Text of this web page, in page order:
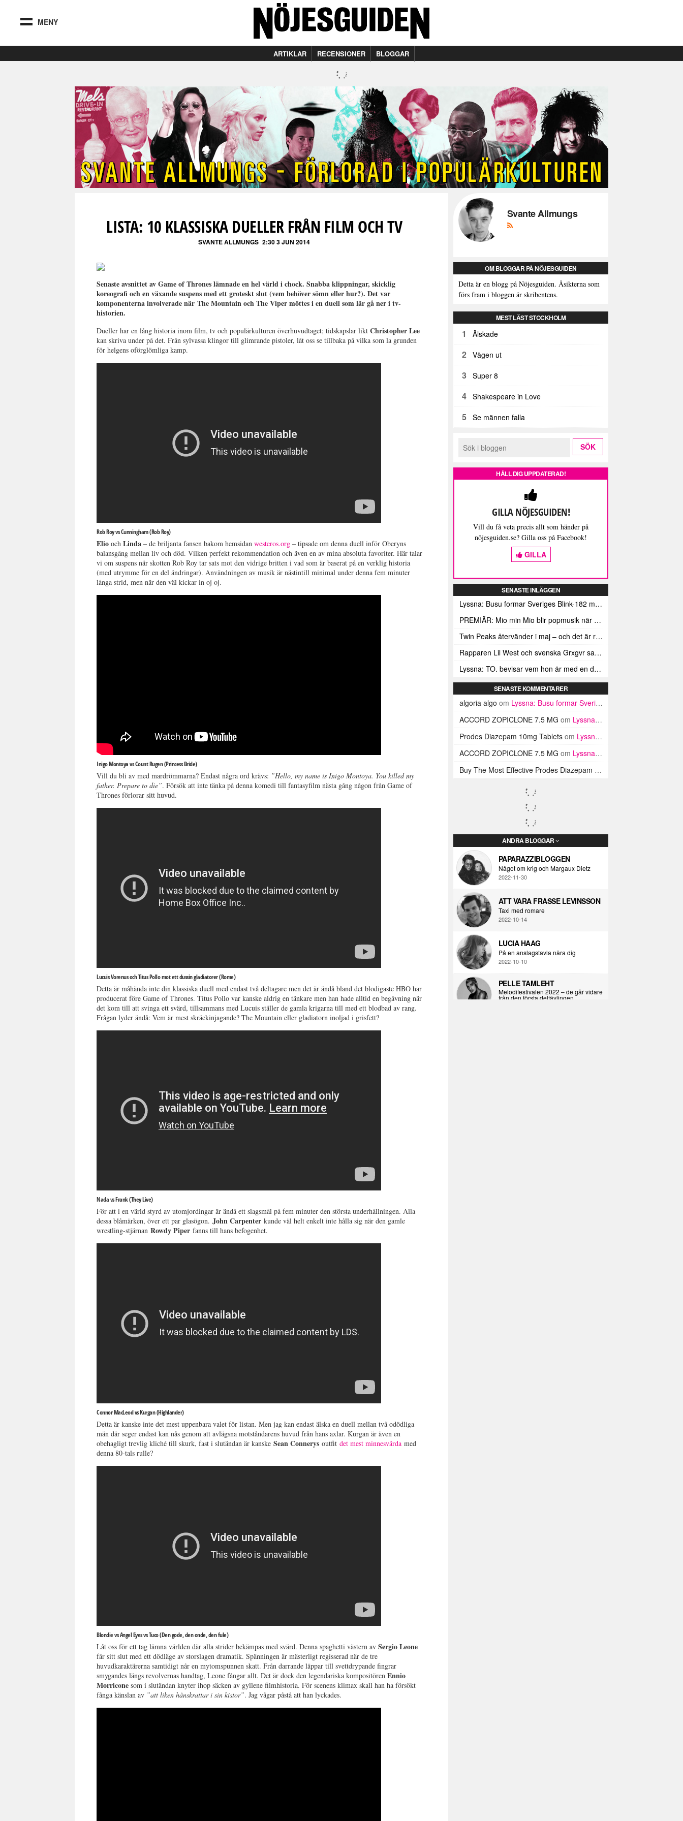
MENY
ARTIKLAR RECENSIONER BLOGGAR
LISTA: 10 KLASSISKA DUELLER FRÅN FILM OCH TV
SVANTE ALLMUNGS 2:30 3 JUN 2014
Senaste avsnittet av Game of Thrones lämnade en hel värld i chock. Snabba klippningar, skicklig
koreografi och en växande suspens med ett groteskt slut (vem behöver sömn eller hur?). Det var
komponenterna involverade närThe Mountain och The Viper möttes i en duell som lär gå ner i tv-
historien.
Dueller har en lång historia inom film, tv och populärkulturen överhuvudtaget; tidskapslar liktChristopher Lee
kan skriva under på det. Från sylvassa klingor till glimrande pistoler, låt oss se tillbaka på vilka som la grunden
för helgens oförglömliga kamp.
Rob Roy vs Cunningham (Rob Roy)
Elio ochLinda – de briljanta fansen bakom hemsidanwesteros.org – tipsade om denna duell inför Oberyns
balansgång mellan liv och död. Vilken perfekt rekommendation och även en av mina absoluta favoriter. Här talar
vi om suspens när skotten Rob Roy tar sats mot den vidrige britten i vad som är baserat på en verklig historia
(med utrymme för en del ändringar). Användningen av musik är nästintill minimal under denna fem minuter
långa strid, men när den väl kickar in oj oj.
Inigo Montoya vs Count Rugen (Princess Bride)
Vill du bli av med mardrömmarna? Endast några ord krävs: ”Hello, my name is Inigo Montoya. You killed my
father. Prepare to die”. Försök att inte tänka på denna komedi till fantasyfilm nästa gång någon från Game of
Thrones förlorar sitt huvud.
Lucuis Vorenus och Titus Pollo mot ett dussin gladiatorer (Rome)
Detta är måhända inte din klassiska duell med endast två deltagare men det är ändå bland det blodigaste HBO har
producerat före Game of Thrones. Titus Pollo var kanske aldrig en tänkare men han hade alltid en begåvning när
det kom till att svinga ett svärd, tillsammans med Lucuis ställer de gamla krigarna till med ett blodbad av rang.
Frågan lyder ändå: Vem är mest skräckinjagande? The Mountain eller gladiatorn inoljad i grisfett?
Nada vs Frank (They Live)
För att i en värld styrd av utomjordingar är ändå ett slagsmål på fem minuter den största underhållningen. Alla
dessa blåmärken, över ett par glasögon.John Carpenterkunde väl helt enkelt inte hålla sig när den gamle
wrestling-stjärnanRowdy Piper fanns till hans befogenhet.
Connor MacLeod vs Kurgan (Highlander)
Detta är kanske inte det mest uppenbara valet för listan. Men jag kan endast älska en duell mellan två odödliga
män där seger endast kan nås genom att avlägsna motståndarens huvud från hans axlar. Kurgan är även en
obehagligt trevlig kliché till skurk, fast i slutändan är kanskeSean Connerys outfitdet mest minnesvärda med
denna 80-tals rulle?
Blondie vs Angel Eyes vs Tuco (Den gode, den onde, den fule)
Låt oss för ett tag lämna världen där alla strider bekämpas med svärd. Denna spaghetti västern avSergio Leone
får sitt slut med ett dödläge av storslagen dramatik. Spänningen är mästerligt regisserad när de tre
huvudkaraktärerna samtidigt når en mytomspunnen skatt. Från darrande läppar till svettdrypande fingrar
smygandes längs revolvernas handtag, Leone fångar allt. Det är dock den legendariska kompositörenEnnio
Morricone som i slutändan knyter ihop säcken av gyllene filmhistoria. För scenens klimax skall han ha försökt
fånga känslan av ”att liken hånskrattar i sin kistor”. Jag vågar påstå att han lyckades.
Svante Allmungs
OM BLOGGAR PÅ NÖJESGUIDEN
Detta är en blogg på Nöjesguiden. Åsikterna som
förs fram i bloggen är skribentens.
MEST LÄST STOCKHOLM
1 Älskade
2 Vägen ut
3 Super 8
4 Shakespeare in Love
5 Se männen falla
HÅLL DIG UPPDATERAD!
GILLA NÖJESGUIDEN!
Vill du få veta precis allt som händer på
nöjesguiden.se? Gilla oss på Facebook!
GILLA
SENASTE INLÄGGEN
Lyssna: Busu formar Sveriges Blink-182 med sin nya pop-punk-rap-låt
PREMIÄR: Mio min Mio blir popmusik när Ungdom släpper sin debutvideo
Twin Peaks återvänder i maj – och det är rena heroinet enligt Showtimes boss
Rapparen Lil West och svenska Grxgvr samarbetar på den egensinniga bangern Lie To You
Lyssna: TO. bevisar vem hon är med en debut gjord för framtiden
SENASTE KOMMENTARER
algoria algo om Lyssna: Busu formar Sveriges Blink-182 med sin nya pop-punk-rap-låt
ACCORD ZOPICLONE 7.5 MG om Lyssna: Busu formar Sveriges Blink-182 med sin nya pop-punk-rap-låt
Prodes Diazepam 10mg Tablets om Lyssna: Busu formar Sveriges Blink-182 med sin nya pop-punk-rap-låt
ACCORD ZOPICLONE 7.5 MG om Lyssna: Busu formar Sveriges Blink-182 med sin nya pop-punk-rap-låt
Buy The Most Effective Prodes Diazepam Tablets In UK
ANDRA BLOGGAR
PAPARAZZIBLOGGEN
Något om krig och Margaux Dietz
2022-11-30
ATT VARA FRASSE LEVINSSON
Taxi med romare
2022-10-14
LUCIA HAAG
På en anslagstavla nära dig
2022-10-10
PELLE TAMLEHT
Melodifestivalen 2022 – de går vidare
från den första deltävlingen